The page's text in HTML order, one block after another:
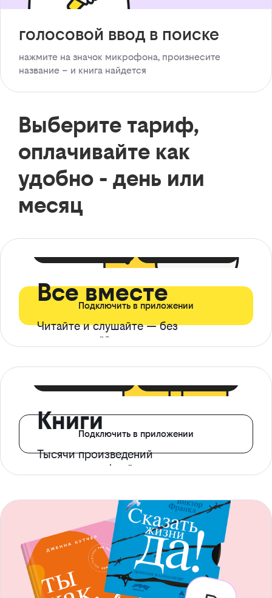
голосовой ввод в поиске
нажмите на значок микрофона, произнесите
название – и книга найдется
Выберите тариф,
оплачивайте как
удобно - день или
месяц
Все вместе
Читайте и слушайте — без
ограничений*
Подключить в приложении
Книги
Тысячи произведений
с доступом офлайн
Подключить в приложении